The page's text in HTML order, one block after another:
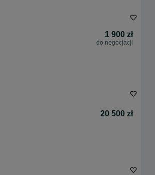
1 900 zł
do negocjacji
20 500 zł